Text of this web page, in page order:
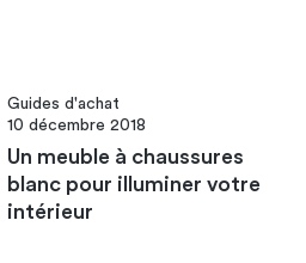
Guides d'achat
10 décembre 2018
Un meuble à chaussures
blanc pour illuminer votre
intérieur